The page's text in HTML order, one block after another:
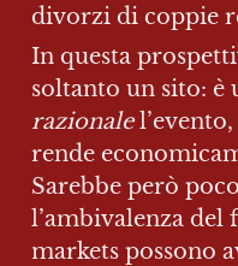
divorzi di coppie
In questa
razionale l’evento,
rende
Sarebbe però
l’ambivalenza
markets possono